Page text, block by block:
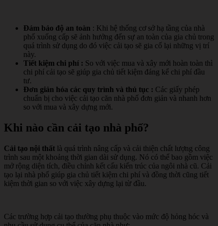
Đảm bảo độ an toàn : Khi hệ thống cơ sở hạ tầng của nhà
phố xuống cấp sẽ ảnh hưởng đến sự an toàn của gia chủ trong
quá trình sử dụng do đó việc cải tạo sẽ gia cố lại những vị trí
này.
Tiết kiệm chi phí : So với việc mua và xây mới hoàn toàn thì
chi phí cải tạo sẽ giúp gia chủ tiết kiệm đáng kể chi phí đầu
tư.
Đơn giản hóa các quy trình và thủ tục : Các giấy phép
chuẩn bị cho việc cải tạo căn nhà phố đơn giản và nhanh hơn
so với mua và xây dựng mới.
Khi nào cần cải tạo nhà phố?
Cải tạo nội thất là quá trình nâng cấp và cải thiện chất lượng công
trình sau một khoảng thời gian dài sử dụng. Nó có thể bao gồm việc
mở rộng diện tích, điều chỉnh kết cấu kiến trúc của ngôi nhà cũ. Cải
tạo lại nhà phố giúp gia chủ tiết kiệm chi phí và đồng thời cũng tiết
kiệm thời gian so với việc xây dựng lại từ đầu.
Các trường hợp cải tạo thường phụ thuộc vào mức độ hỏng hóc và